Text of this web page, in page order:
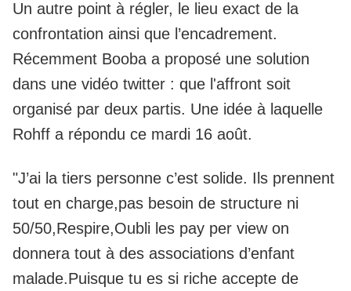
Un autre point à régler, le lieu exact de la
confrontation ainsi que l’encadrement.
Récemment Booba a proposé une solution
dans une vidéo twitter : que l'affront soit
organisé par deux partis. Une idée à laquelle
Rohff a répondu ce mardi 16 août.
"J’ai la tiers personne c’est solide. Ils prennent
tout en charge,pas besoin de structure ni
50/50,Respire,Oubli les pay per view on
donnera tout à des associations d’enfant
malade.Puisque tu es si riche accepte de